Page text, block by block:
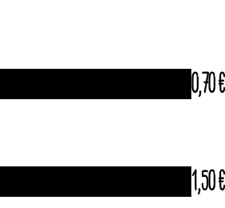
0,70 €
1,50 €